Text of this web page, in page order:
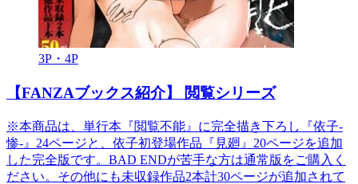
3P・4P
【FANZAブックス紹介】 閲覧シリーズ
※本商品は、単行本『閲覧不能』に完全描き下ろし『依子-
惨-』24ページと、依子初登場作品『見廻』20ページを追加
した完全版です。BAD ENDが苦手な方は通常版をご購入く
ださい。その他にも未収録作品2本計30ページが追加されて